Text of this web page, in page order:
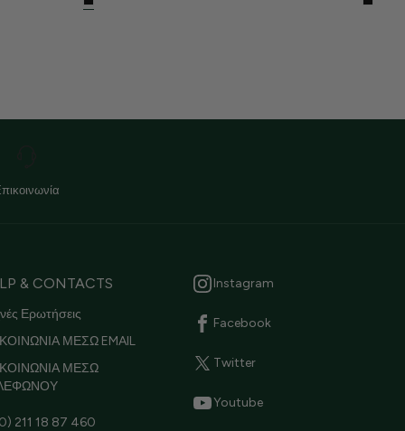
& CONTACTS
Ερωτήσεις
ΜΕΣΩ EMAIL
ΜΕΣΩ
211 18 87 460
Instagram
Facebook
Twitter
Youtube